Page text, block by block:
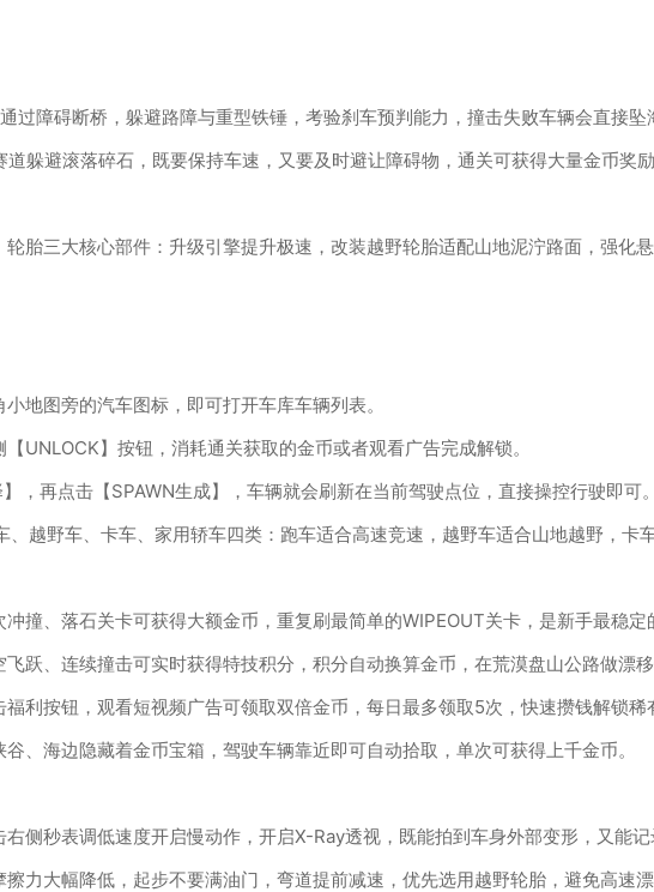
过障碍断桥，躲避路障与重型铁锤，考验刹车预判能力，撞击失败车辆会直接坠
躲避滚落碎石，既要保持车速，又要及时避让障碍物，通关可获得大量金币奖励
胎三大核心部件：升级引擎提升极速，改装越野轮胎适配山地泥泞路面，强
地图旁的汽车图标，即可打开车库车辆列表。
UNLOCK】按钮，消耗通关获取的金币或者观看广告完成解锁。
，再点击【SPAWN生成】，车辆就会刷新在当前驾驶点位，直接操控行驶即可。
越野车、卡车、家用轿车四类：跑车适合高速竞速，越野车适合山地越野，卡
撞、落石关卡可获得大额金币，重复刷最简单的WIPEOUT关卡，是新手最稳定
跃、连续撞击可实时获得特技积分，积分自动换算金币，在荒漠盘山公路做漂移
利按钮，观看短视频广告可领取双倍金币，每日最多领取5次，快速攒钱解锁稀
、海边隐藏着金币宝箱，驾驶车辆靠近即可自动拾取，单次可获得上千金币。
侧秒表调低速度开启慢动作，开启X-Ray透视，既能拍到车身外部变形，又能
力大幅降低，起步不要满油门，弯道提前减速，优先选用越野轮胎，避免高速漂